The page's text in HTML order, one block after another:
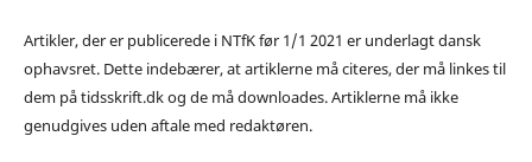
Artikler, der er publicerede i NTfK før 1/1 2021 er underlagt dansk
ophavsret. Dette indebærer, at artiklerne må citeres, der må linkes til
dem på tidsskrift.dk og de må downloades. Artiklerne må ikke
genudgives uden aftale med redaktøren.